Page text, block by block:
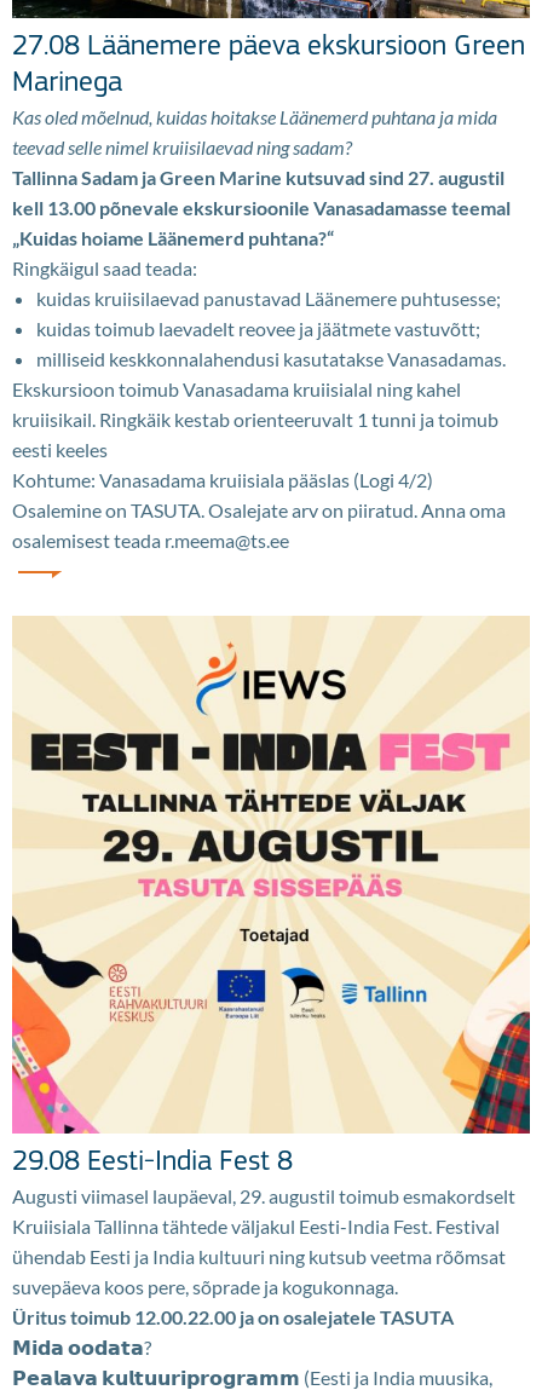
27.08 Läänemere päeva ekskursioon Green
Marinega
Kas oled mõelnud, kuidas hoitakse Läänemerd puhtana ja mida
teevad selle nimel kruiisilaevad ning sadam?
Tallinna Sadam ja Green Marine kutsuvad sind 27. augustil
kell 13.00 põnevale ekskursioonile Vanasadamasse teemal
„Kuidas hoiame Läänemerd puhtana?“
Ringkäigul saad teada:
kuidas kruiisilaevad panustavad Läänemere puhtusesse;
kuidas toimub laevadelt reovee ja jäätmete vastuvõtt;
milliseid keskkonnalahendusi kasutatakse Vanasadamas.
Ekskursioon toimub Vanasadama kruiisialal ning kahel
kruiisikail. Ringkäik kestab orienteeruvalt 1 tunni ja toimub
eesti keeles
Kohtume: Vanasadama kruiisiala pääslas (Logi 4/2)
Osalemine on TASUTA. Osalejate arv on piiratud. Anna oma
osalemisest teada r.meema@ts.ee
29.08 Eesti-India Fest 8
Augusti viimasel laupäeval, 29. augustil toimub esmakordselt
Kruiisiala Tallinna tähtede väljakul Eesti-India Fest. Festival
ühendab Eesti ja India kultuuri ning kutsub veetma rõõmsat
suvepäeva koos pere, sõprade ja kogukonnaga.
Üritus toimub 12.00.22.00 ja on osalejatele TASUTA
𝗠𝗶𝗱𝗮 𝗼𝗼𝗱𝗮𝘁𝗮?
𝗣𝗲𝗮𝗹𝗮𝘃𝗮 𝗸𝘂𝗹𝘁𝘂𝘂𝗿𝗶𝗽𝗿𝗼𝗴𝗿𝗮𝗺𝗺 (Eesti ja India muusika,